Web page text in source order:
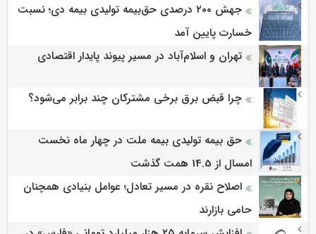
جهش ۲۰۰ درصدی حق‌بیمه تولیدی بیمه دی؛ نسبت
خسارت پایین آمد
تهران و اسلام‌آباد در مسیر پیوند پایدار اقتصادی
چرا قبض برق برخی مشترکان چند برابر می‌شود؟
حق بیمه تولیدی بیمه ملت در چهار ماه نخست
امسال از 14.5 همت گذشت
اصلاح نقره در مسیر تعادل؛ عوامل بنیادی همچنان
حامی بازارند